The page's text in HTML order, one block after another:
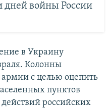
войны России
в Украину
Колонны
с целью оцепить
пунктов
российских